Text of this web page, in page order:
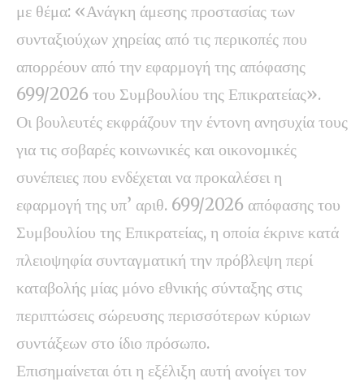
με θέμα: «Ανάγκη άμεσης προστασίας των
συνταξιούχων χηρείας από τις περικοπές που
απορρέουν από την εφαρμογή της απόφασης
699/2026 του Συμβουλίου της Επικρατείας».
Οι βουλευτές εκφράζουν την έντονη ανησυχία τους
για τις σοβαρές κοινωνικές και οικονομικές
συνέπειες που ενδέχεται να προκαλέσει η
εφαρμογή της υπ’ αριθ. 699/2026 απόφασης του
Συμβουλίου της Επικρατείας, η οποία έκρινε κατά
πλειοψηφία συνταγματική την πρόβλεψη περί
καταβολής μίας μόνο εθνικής σύνταξης στις
περιπτώσεις σώρευσης περισσότερων κύριων
συντάξεων στο ίδιο πρόσωπο.
Επισημαίνεται ότι η εξέλιξη αυτή ανοίγει τον